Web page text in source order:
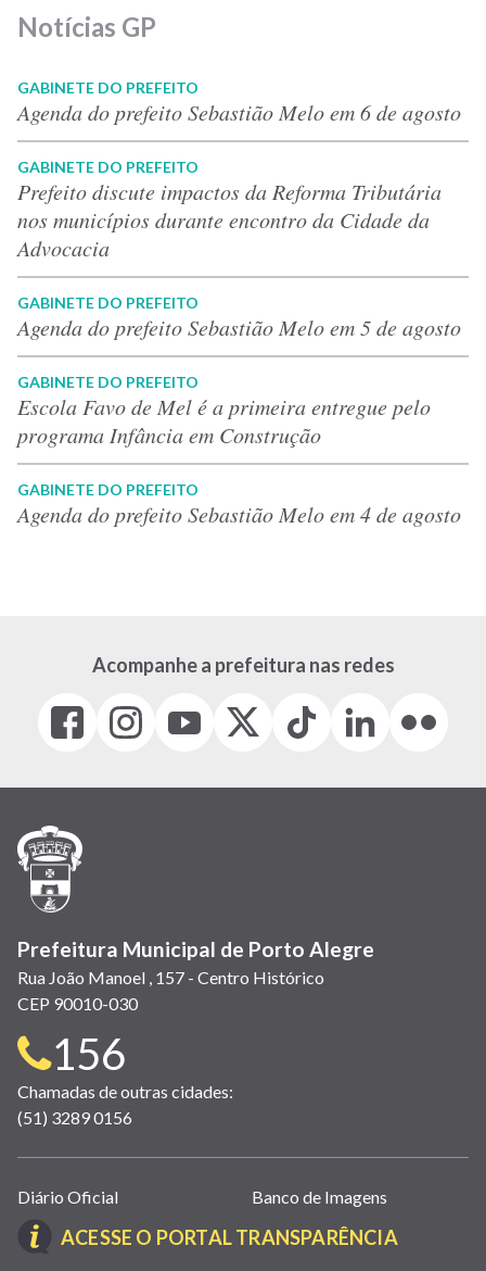
Notícias GP
GABINETE DO PREFEITO
Agenda do prefeito Sebastião Melo em 6 de agosto
GABINETE DO PREFEITO
Prefeito discute impactos da Reforma Tributária
nos municípios durante encontro da Cidade da
Advocacia
GABINETE DO PREFEITO
Agenda do prefeito Sebastião Melo em 5 de agosto
GABINETE DO PREFEITO
Escola Favo de Mel é a primeira entregue pelo
programa Infância em Construção
GABINETE DO PREFEITO
Agenda do prefeito Sebastião Melo em 4 de agosto
Acompanhe a prefeitura nas redes
Facebook
(link
em
janela)
Instagram
(link
em
(link
em
(Antigo
(link
Tiktok
(link
em
LinkedIn
(link
em
(link
em
Prefeitura Municipal de Porto Alegre
Rua João Manoel , 157 - Centro Histórico
CEP 90010-030
Telefone
para
contato:
156
Chamadas de outras cidades:
(51) 3289 0156
Links
úteis
(abrem
Diário Oficial Banco de Imagens
ACESSE O PORTAL TRANSPARÊNCIA(LINK